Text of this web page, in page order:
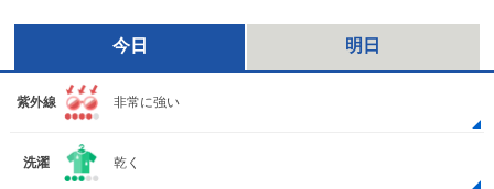
今日 明日
紫外線 非常に強い
洗濯 乾く